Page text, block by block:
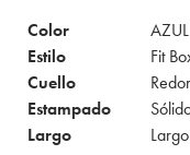
Color
Estilo
Fit
Cuello
Estampado
Largo